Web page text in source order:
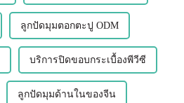
ลูกปัดมุมตอกตะปู ODM
บริการปิดขอบกระเบื้องพีวีซี
ลูกปัดมุมด้านในของจีน